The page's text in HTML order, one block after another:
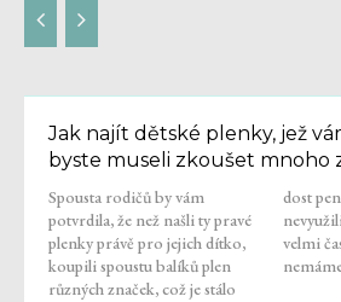
Jak najít dětské plenky, jež
byste museli zkoušet mnoho
Spousta rodičů by vám
potvrdila, že než našli ty pravé
plenky právě pro jejich dítko,
koupili spoustu balíků plen
různých značek, což je stálo
dost peněz a přitom je
nevyužili. Takhle to bohužel
velmi často bývá, když